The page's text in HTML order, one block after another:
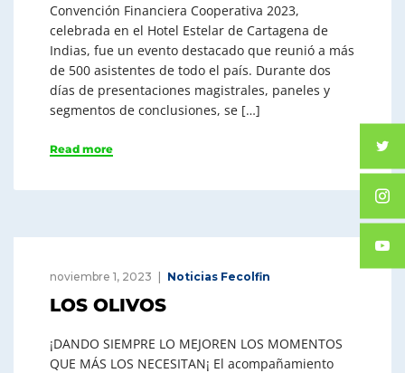
Convención Financiera Cooperativa 2023,
celebrada en el Hotel Estelar de Cartagena de
Indias, fue un evento destacado que reunió a más
de 500 asistentes de todo el país. Durante dos
días de presentaciones magistrales, paneles y
segmentos de conclusiones, se […]
Read more
noviembre 1, 2023 Noticias Fecolfin
LOS OLIVOS
¡DANDO SIEMPRE LO MEJOREN LOS MOMENTOS
QUE MÁS LOS NECESITAN¡ El acompañamiento